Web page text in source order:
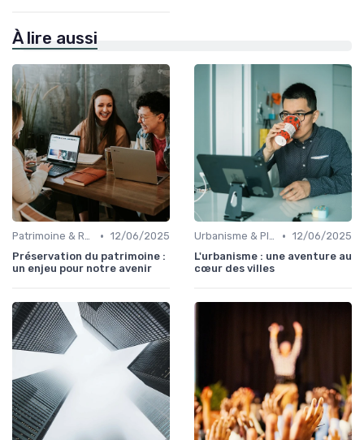
À lire aussi
Patrimoine & Rénovation • 12/06/2025
Préservation du patrimoine :
un enjeu pour notre avenir
Urbanisme & Planification • 12/06/2025
L'urbanisme : une aventure au
cœur des villes